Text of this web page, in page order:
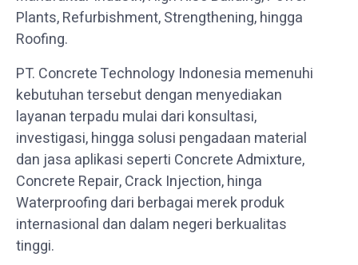
Plants, Refurbishment, Strengthening, hingga
Roofing.
PT. Concrete Technology Indonesia memenuhi
kebutuhan tersebut dengan menyediakan
layanan terpadu mulai dari konsultasi,
investigasi, hingga solusi pengadaan material
dan jasa aplikasi seperti Concrete Admixture,
Concrete Repair, Crack Injection, hinga
Waterproofing dari berbagai merek produk
internasional dan dalam negeri berkualitas
tinggi.